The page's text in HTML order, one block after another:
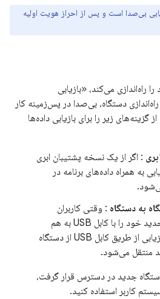
بی‌صدا است و پس از احراز هویت اولیه
راه‌اندازی می‌کند، «بازیابی
دستگاه، بی‌صدا در پس‌زمینه کار
گزینه‌های زیر را برای بازیابی داده‌ها
: اگر از یک نسخه پشتیبان ابری
به همراه داده‌های برنامه در
به دستگاه : وقتی کاربران
دستگاه‌های قدیمی و جدید خود را با کابل USB به هم
متصل می‌کنند، کلید بازیابی از طریق کابل USB از دستگاه
منتقل می‌شود.
جدید در دسترس قرار گرفت،
کاربر استفاده کنید.